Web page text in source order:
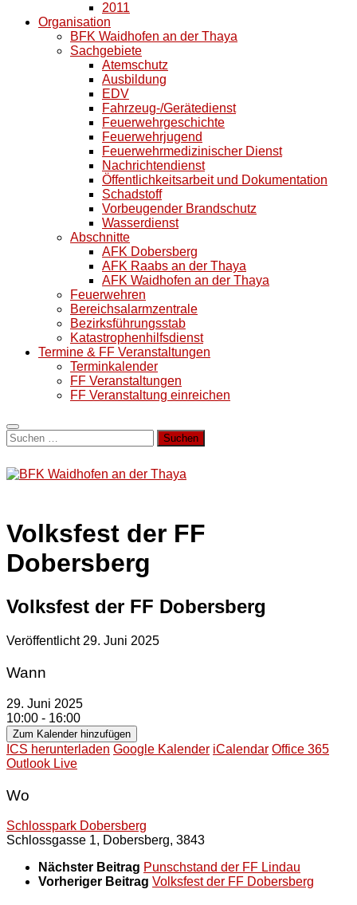
2011
Organisation
BFK Waidhofen an der Thaya
Sachgebiete
Atemschutz
Ausbildung
EDV
Fahrzeug-/Gerätedienst
Feuerwehrgeschichte
Feuerwehrjugend
Feuerwehrmedizinischer Dienst
Nachrichtendienst
Öffentlichkeitsarbeit und Dokumentation
Schadstoff
Vorbeugender Brandschutz
Wasserdienst
Abschnitte
AFK Dobersberg
AFK Raabs an der Thaya
AFK Waidhofen an der Thaya
Feuerwehren
Bereichsalarmzentrale
Bezirksführungsstab
Katastrophenhilfsdienst
Termine & FF Veranstaltungen
Terminkalender
FF Veranstaltungen
FF Veranstaltung einreichen
Suchen
nach:
Volksfest der FF
Dobersberg
Volksfest der FF Dobersberg
Veröffentlicht 29. Juni 2025
Wann
29. Juni 2025
10:00 - 16:00
Zum Kalender hinzufügen
ICS herunterladen Google Kalender iCalendar Office 365
Outlook Live
Wo
Schlosspark Dobersberg
Schlossgasse 1, Dobersberg, 3843
Nächster Beitrag Punschstand der FF Lindau
Vorheriger Beitrag Volksfest der FF Dobersberg